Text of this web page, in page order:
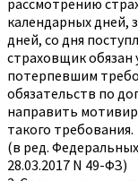
календарных дней,
дней, со дня
страховщик
потерпевшим
обязательств по
направить
такого требования.
(в ред.
28.03.2017 N 49-ФЗ)